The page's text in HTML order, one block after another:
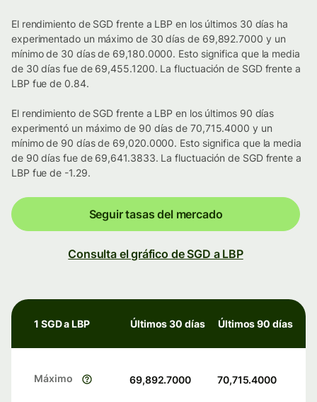
El rendimiento de SGD frente a LBP en los últimos 30 días ha
experimentado un máximo de 30 días de 69,892.7000 y un
mínimo de 30 días de 69,180.0000. Esto significa que la media
de 30 días fue de 69,455.1200. La fluctuación de SGD frente a
LBP fue de 0.84.
El rendimiento de SGD frente a LBP en los últimos 90 días
experimentó un máximo de 90 días de 70,715.4000 y un
mínimo de 90 días de 69,020.0000. Esto significa que la media
de 90 días fue de 69,641.3833. La fluctuación de SGD frente a
LBP fue de -1.29.
Seguir tasas del mercado
Consulta el gráfico de SGD a LBP
1 SGD a LBP Últimos 30 días Últimos 90 días
Máximo 69,892.7000 70,715.4000